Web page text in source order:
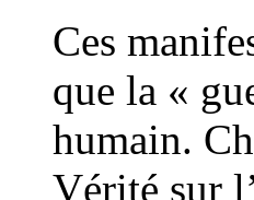
Ces
que la «
humain.
Vérité sur